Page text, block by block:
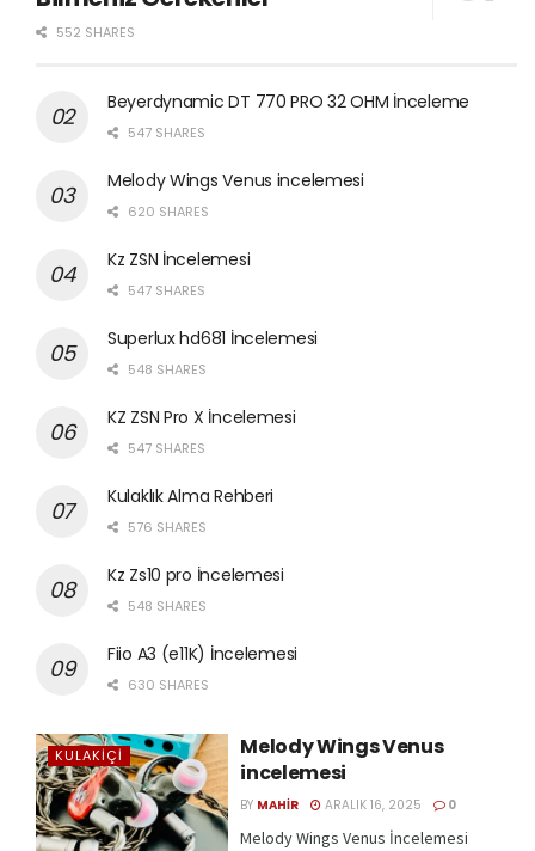
552 SHARES
Beyerdynamic DT 770 PRO 32 OHM İnceleme
547 SHARES
Melody Wings Venus incelemesi
620 SHARES
Kz ZSN İncelemesi
547 SHARES
Superlux hd681 İncelemesi
548 SHARES
KZ ZSN Pro X İncelemesi
547 SHARES
Kulaklık Alma Rehberi
576 SHARES
Kz Zs10 pro İncelemesi
548 SHARES
Fiio A3 (e11K) İncelemesi
630 SHARES
KULAKIÇI
Melody Wings Venus
incelemesi
BY MAHIR ARALIK 16, 2025 0
Melody Wings Venus İncelemesi